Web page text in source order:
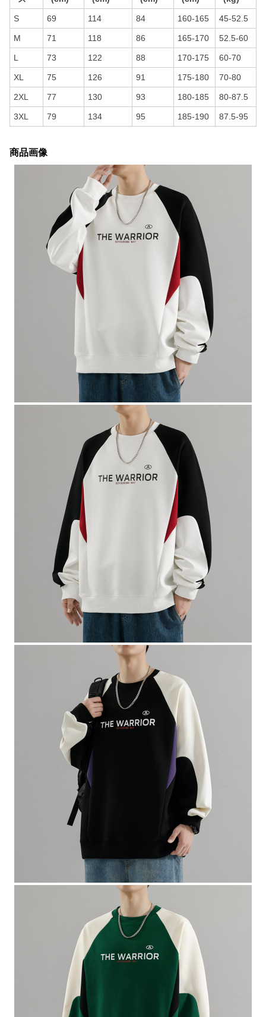
S 69 114 84 160-165 45-52.5
M 71 118 86 165-170 52.5-60
L 73 122 88 170-175 60-70
XL 75 126 91 175-180 70-80
2XL 77 130 93 180-185 80-87.5
3XL 79 134 95 185-190 87.5-95
商品画像